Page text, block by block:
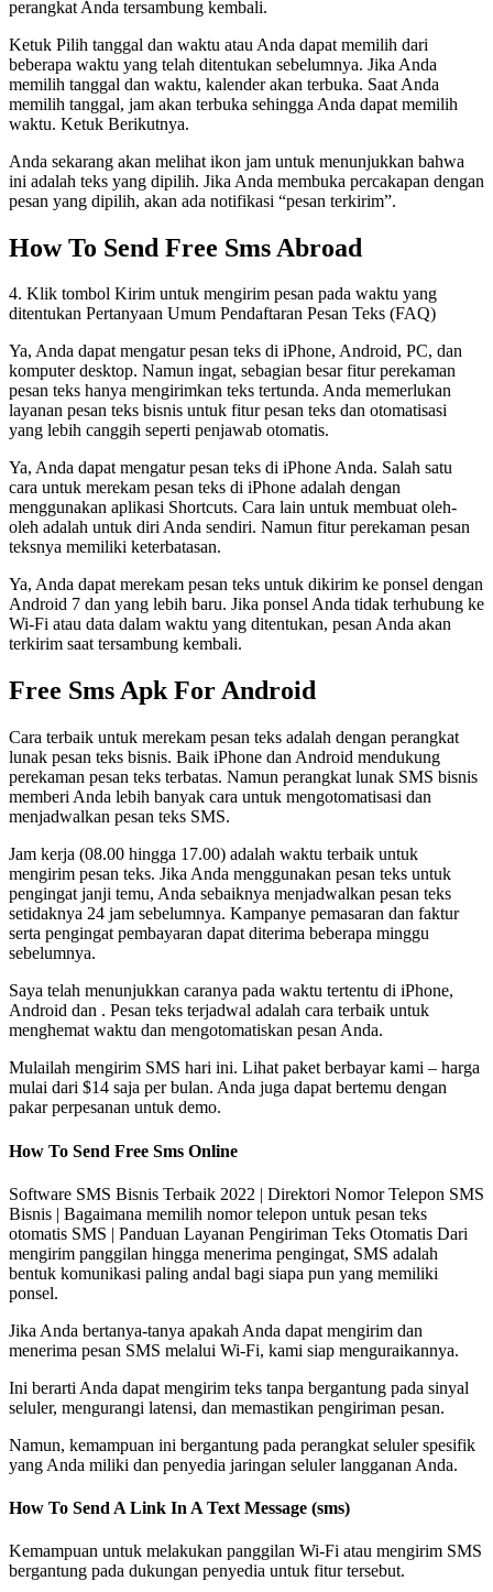
perangkat Anda tersambung kembali.
Ketuk Pilih tanggal dan waktu atau Anda dapat memilih dari
beberapa waktu yang telah ditentukan sebelumnya. Jika Anda
memilih tanggal dan waktu, kalender akan terbuka. Saat Anda
memilih tanggal, jam akan terbuka sehingga Anda dapat memilih
waktu. Ketuk Berikutnya.
Anda sekarang akan melihat ikon jam untuk menunjukkan bahwa
ini adalah teks yang dipilih. Jika Anda membuka percakapan dengan
pesan yang dipilih, akan ada notifikasi “pesan terkirim”.
How To Send Free Sms Abroad
4. Klik tombol Kirim untuk mengirim pesan pada waktu yang
ditentukan Pertanyaan Umum Pendaftaran Pesan Teks (FAQ)
Ya, Anda dapat mengatur pesan teks di iPhone, Android, PC, dan
komputer desktop. Namun ingat, sebagian besar fitur perekaman
pesan teks hanya mengirimkan teks tertunda. Anda memerlukan
layanan pesan teks bisnis untuk fitur pesan teks dan otomatisasi
yang lebih canggih seperti penjawab otomatis.
Ya, Anda dapat mengatur pesan teks di iPhone Anda. Salah satu
cara untuk merekam pesan teks di iPhone adalah dengan
menggunakan aplikasi Shortcuts. Cara lain untuk membuat oleh-
oleh adalah untuk diri Anda sendiri. Namun fitur perekaman pesan
teksnya memiliki keterbatasan.
Ya, Anda dapat merekam pesan teks untuk dikirim ke ponsel dengan
Android 7 dan yang lebih baru. Jika ponsel Anda tidak terhubung ke
Wi-Fi atau data dalam waktu yang ditentukan, pesan Anda akan
terkirim saat tersambung kembali.
Free Sms Apk For Android
Cara terbaik untuk merekam pesan teks adalah dengan perangkat
lunak pesan teks bisnis. Baik iPhone dan Android mendukung
perekaman pesan teks terbatas. Namun perangkat lunak SMS bisnis
memberi Anda lebih banyak cara untuk mengotomatisasi dan
menjadwalkan pesan teks SMS.
Jam kerja (08.00 hingga 17.00) adalah waktu terbaik untuk
mengirim pesan teks. Jika Anda menggunakan pesan teks untuk
pengingat janji temu, Anda sebaiknya menjadwalkan pesan teks
setidaknya 24 jam sebelumnya. Kampanye pemasaran dan faktur
serta pengingat pembayaran dapat diterima beberapa minggu
sebelumnya.
Saya telah menunjukkan caranya pada waktu tertentu di iPhone,
Android dan . Pesan teks terjadwal adalah cara terbaik untuk
menghemat waktu dan mengotomatiskan pesan Anda.
Mulailah mengirim SMS hari ini. Lihat paket berbayar kami – harga
mulai dari $14 saja per bulan. Anda juga dapat bertemu dengan
pakar perpesanan untuk demo.
How To Send Free Sms Online
Software SMS Bisnis Terbaik 2022 | Direktori Nomor Telepon SMS
Bisnis | Bagaimana memilih nomor telepon untuk pesan teks
otomatis SMS | Panduan Layanan Pengiriman Teks Otomatis Dari
mengirim panggilan hingga menerima pengingat, SMS adalah
bentuk komunikasi paling andal bagi siapa pun yang memiliki
ponsel.
Jika Anda bertanya-tanya apakah Anda dapat mengirim dan
menerima pesan SMS melalui Wi-Fi, kami siap menguraikannya.
Ini berarti Anda dapat mengirim teks tanpa bergantung pada sinyal
seluler, mengurangi latensi, dan memastikan pengiriman pesan.
Namun, kemampuan ini bergantung pada perangkat seluler spesifik
yang Anda miliki dan penyedia jaringan seluler langganan Anda.
How To Send A Link In A Text Message (sms)
Kemampuan untuk melakukan panggilan Wi-Fi atau mengirim SMS
bergantung pada dukungan penyedia untuk fitur tersebut.